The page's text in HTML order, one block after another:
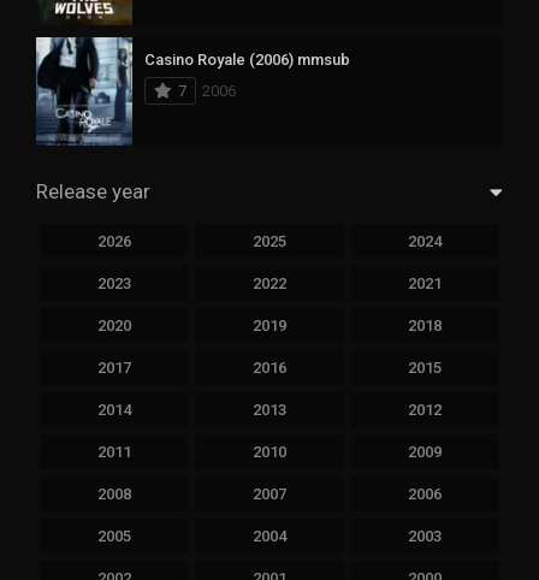
Casino Royale (2006) mmsub
7
2006
Release year
2026 2025 2024
2023 2022 2021
2020 2019 2018
2017 2016 2015
2014 2013 2012
2011 2010 2009
2008 2007 2006
2005 2004 2003